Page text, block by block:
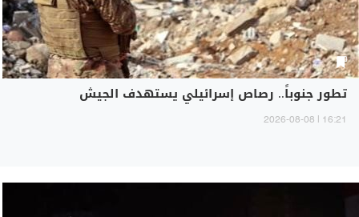
تطور جنوباً.. رصاص إسرائيلي يستهدف الجيش
16:21 | 2026-08-08